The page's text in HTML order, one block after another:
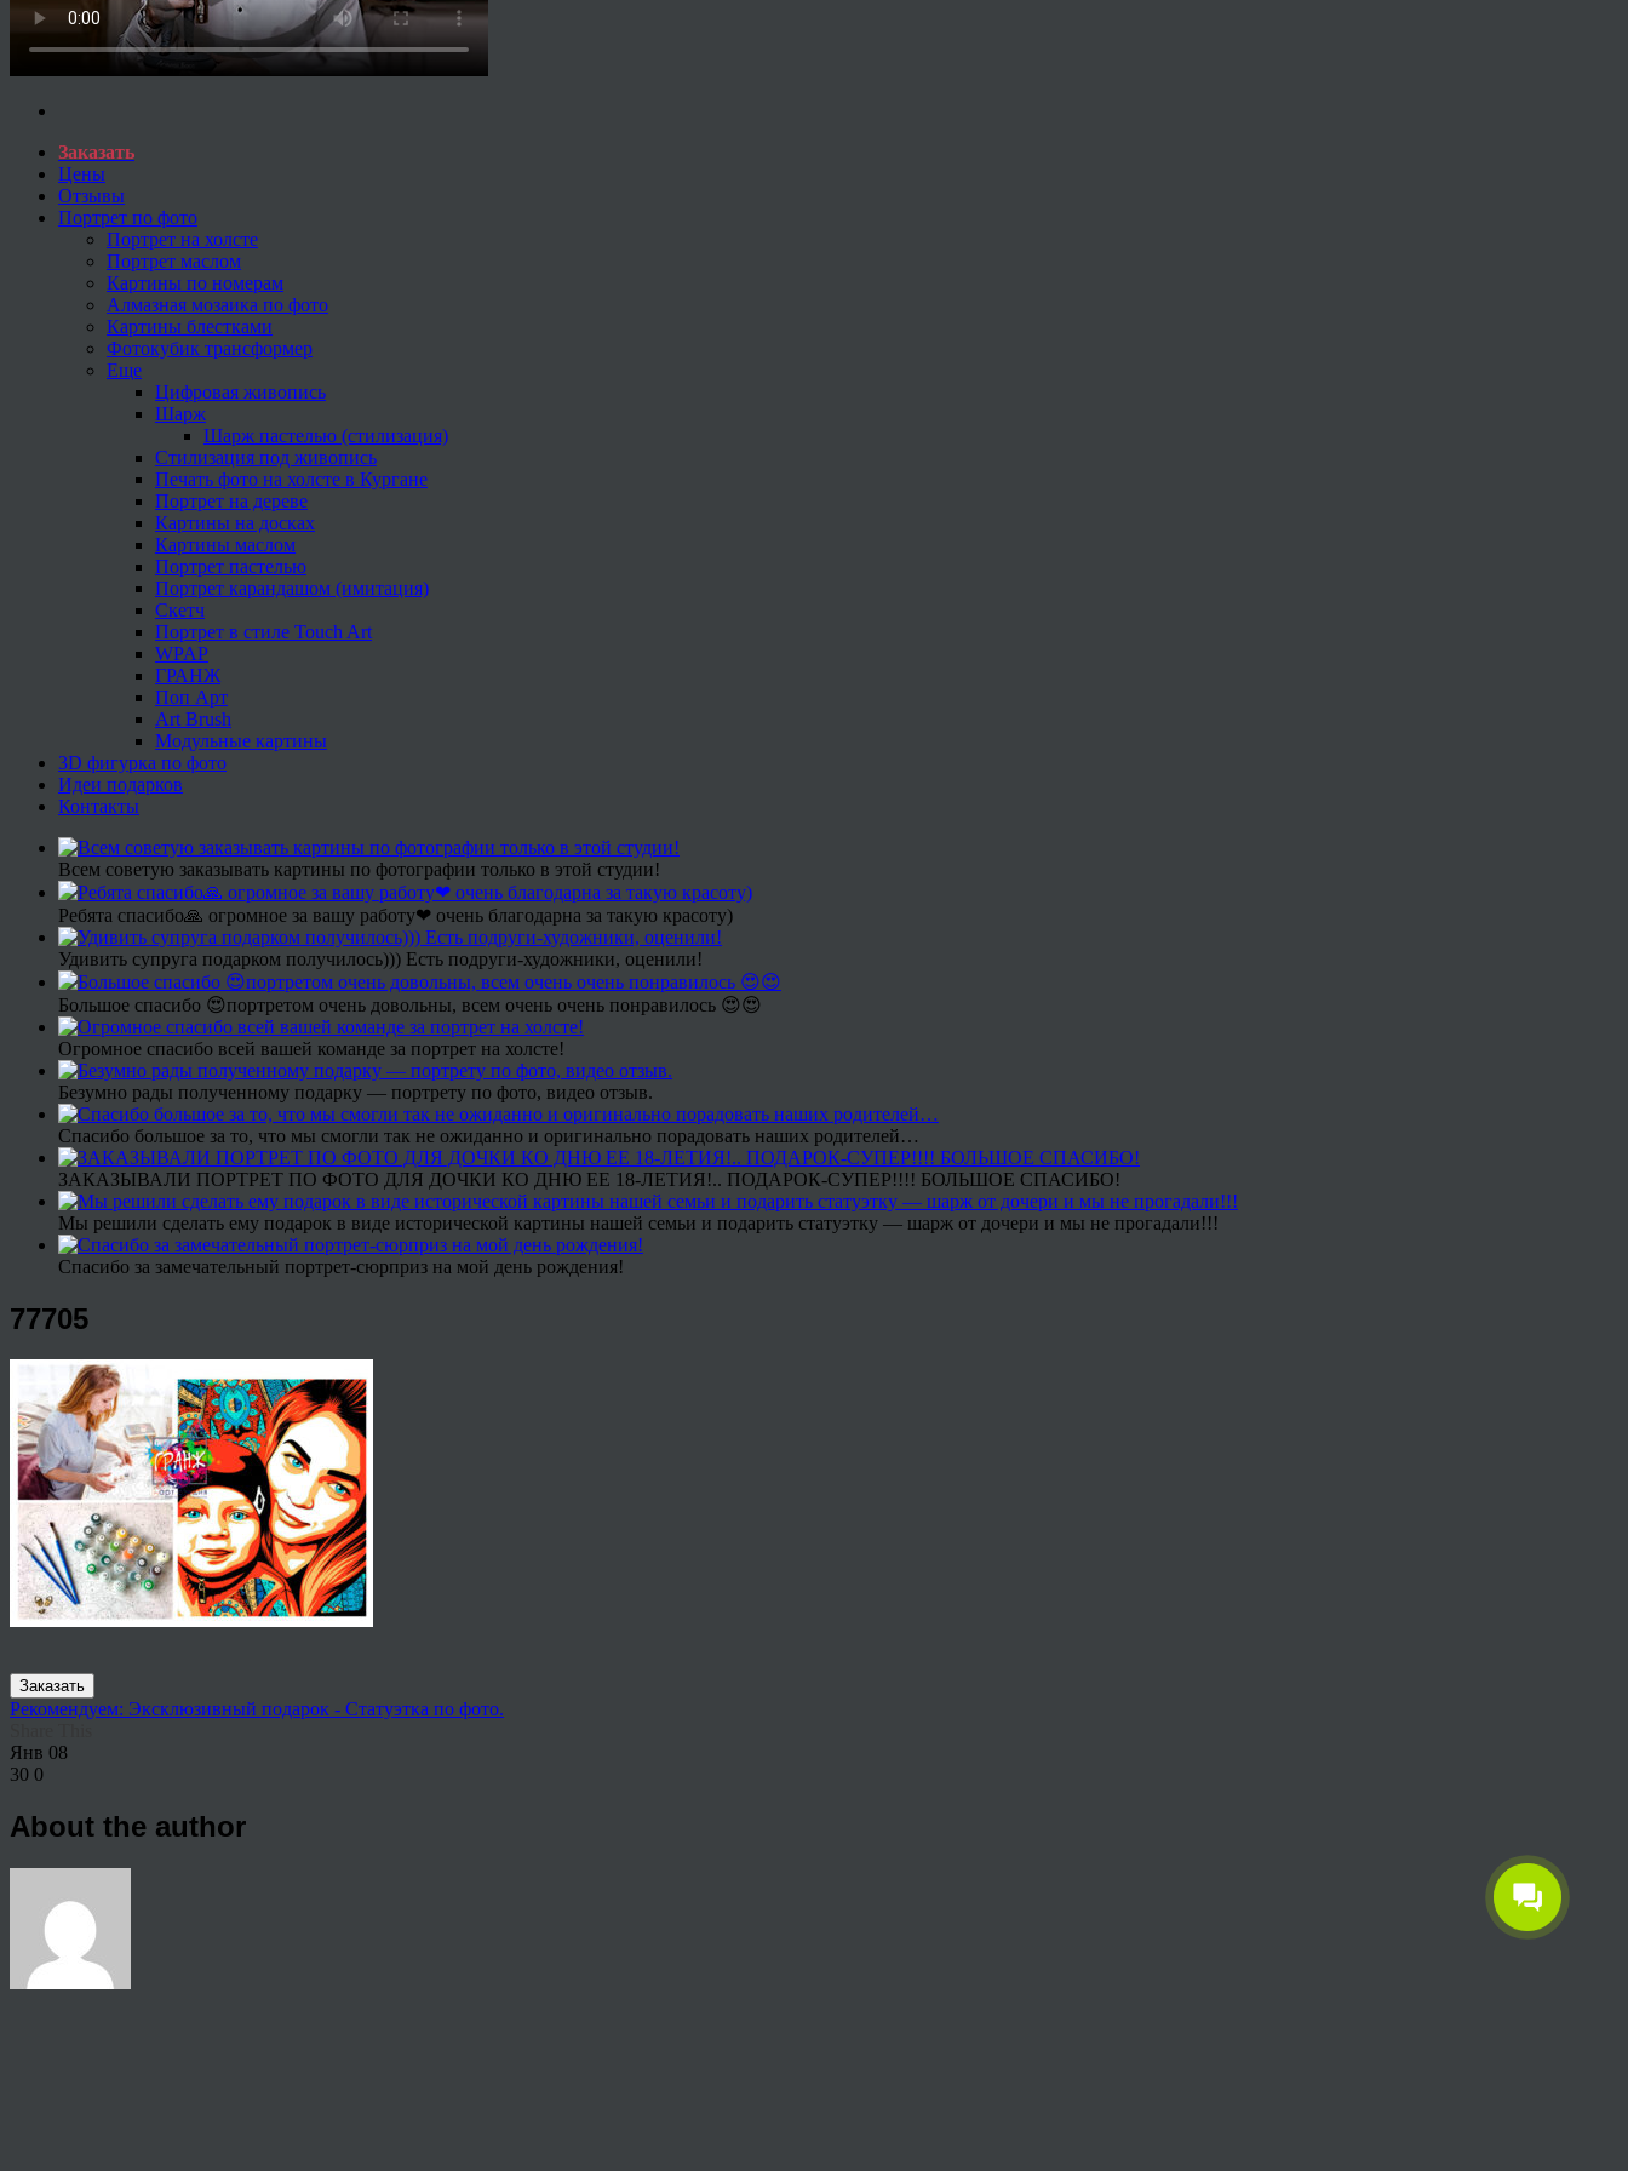
Заказать
Цены
Отзывы
Портрет по фото
Портрет на холсте
Портрет маслом
Картины по номерам
Алмазная мозаика по фото
Картины блестками
Фотокубик трансформер
Еще
Цифровая живопись
Шарж
Шарж пастелью (стилизация)
Стилизация под живопись
Печать фото на холсте в Кургане
Портрет на дереве
Картины на досках
Картины маслом
Портрет пастелью
Портрет карандашом (имитация)
Скетч
Портрет в стиле Touch Art
WPAP
ГРАНЖ
Поп Арт
Art Brush
Модульные картины
3D фигурка по фото
Идеи подарков
Контакты
Всем советую заказывать картины по фотографии только в этой студии!
Ребята спасибо🙏 огромное за вашу работу❤ очень благодарна за такую красоту)
Удивить супруга подарком получилось))) Есть подруги-художники, оценили!
Большое спасибо 😍портретом очень довольны, всем очень очень понравилось 😍😍
Огромное спасибо всей вашей команде за портрет на холсте!
Безумно рады полученному подарку — портрету по фото, видео отзыв.
Спасибо большое за то, что мы смогли так не ожиданно и оригинально порадовать наших родителей…
ЗАКАЗЫВАЛИ ПОРТРЕТ ПО ФОТО ДЛЯ ДОЧКИ КО ДНЮ ЕЕ 18-ЛЕТИЯ!.. ПОДАРОК-СУПЕР!!!! БОЛЬШОЕ СПАСИБО!
Мы решили сделать ему подарок в виде исторической картины нашей семьи и подарить статуэтку — шарж от дочери и мы не прогадали!!!
Спасибо за замечательный портрет-сюрприз на мой день рождения!
77705
Заказать
Рекомендуем: Эксклюзивный подарок - Статуэтка по фото.
Янв 08
30 0
About the author